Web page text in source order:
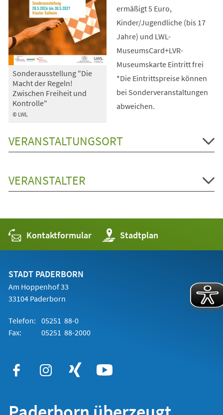
© LWL
Sonderausstellung "Die
Macht der Regeln!
Zwischen Freiheit und
Kontrolle"
ermäßigt 5 Euro,
Kinder/Jugendliche (bis 17
Jahre) und LWL-
MuseumsCard+LVR-
Museumskarte Eintritt frei
*Die Eintrittspreise können
bei Sonderveranstaltungen
abweichen.
VERANSTALTUNGSORT
VERANSTALTER
Kontaktformular Stadtplan
(Öffnet
in
einem
STADT PADERBORN
Am Hoppenhof 33
33104 Paderborn
Telefon: 05251 88-0
Fax:
05251 88-2000